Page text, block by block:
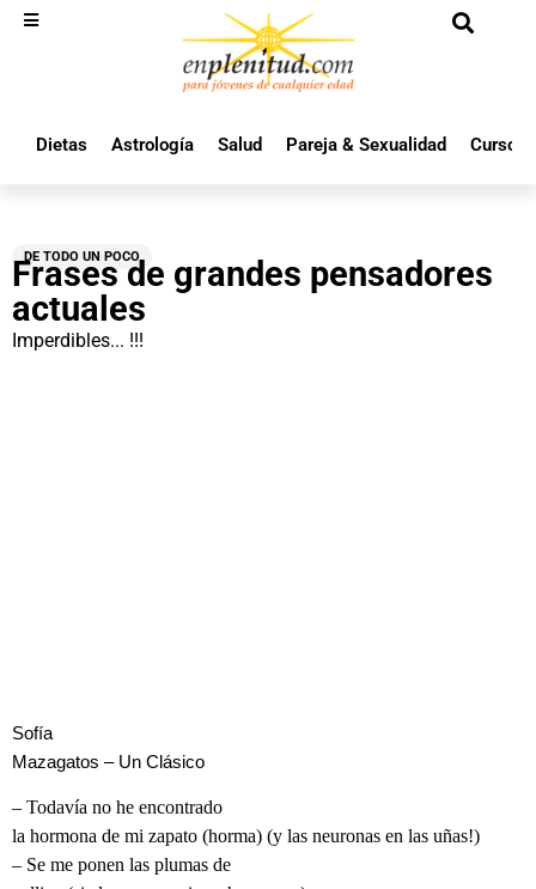
Dietas Astrología Salud Pareja & Sexualidad Cursos
DE TODO UN POCO
Frases de grandes pensadores
actuales
Imperdibles... !!!
Sofía
Mazagatos – Un Clásico
– Todavía no he encontrado
la hormona de mi zapato (horma) (y las neuronas en las uñas!)
– Se me ponen las plumas de